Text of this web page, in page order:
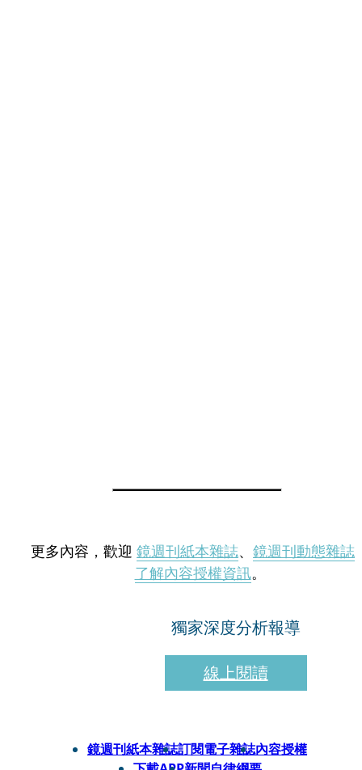
更多內容，歡迎 鏡週刊紙本雜誌、 鏡週刊動態雜誌
了解內容授權資訊。
獨家深度分析報導
線上閱讀
鏡週刊紙本雜誌訂閱電子雜誌內容授權